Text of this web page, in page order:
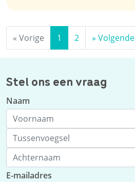
« Vorige 1 2 » Volgende
Stel ons een vraag
Naam
E-mailadres